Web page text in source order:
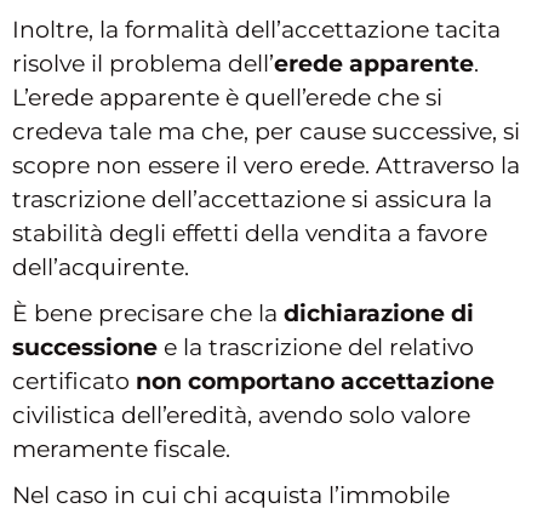
Inoltre, la formalità dell’accettazione tacita
risolve il problema dell’erede apparente.
L’erede apparente è quell’erede che si
credeva tale ma che, per cause successive, si
scopre non essere il vero erede. Attraverso la
trascrizione dell’accettazione si assicura la
stabilità degli effetti della vendita a favore
dell’acquirente.
È bene precisare che la dichiarazione di
successione e la trascrizione del relativo
certificato non comportano accettazione
civilistica dell’eredità, avendo solo valore
meramente fiscale.
Nel caso in cui chi acquista l’immobile